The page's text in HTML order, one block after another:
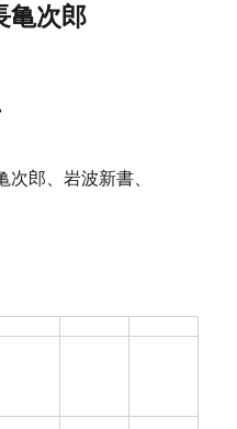
亀次郎
次郎、岩波新書、